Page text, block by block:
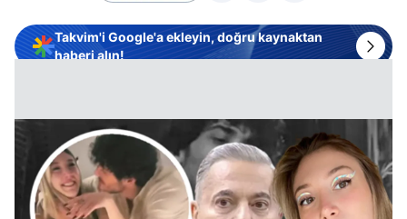
Takvim'i Google'a ekleyin, doğru kaynaktan
haberi alın!